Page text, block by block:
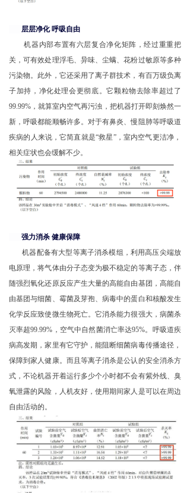
层层净化 呼吸自由
机器内部布置有六层复合净化矩阵，经过重重把
关，可有效处理浮毛、异味、尘螨、花粉过敏原等多种
污染物。此外，它还采用了离子群技术，有百万级负离
子加持，净化处理会更彻底。它颗粒物去除率超过了
99.99%，就算室内空气再污浊，把机器打开即刻焕然一
新，呼吸都能顺畅许多。对于有鼻炎、慢阻肺等呼吸道
疾病的人来说，它简直就是“救星”，室内空气更洁净，
相关症状也会缓解不少。
强力消杀 健康保障
机器配备有大型等离子消杀模组，利用高压尖端放
电原理，将气体由分子态变为极不稳定的等离子态，伴
随强烈氧化还原反应产生大量的高能自由基团，高能自
由基团与细菌、霉菌及芽孢、病毒中的蛋白和核酸发生
化学反应致使微生物死亡。它消杀能力很强大，病菌杀
灭率超99.99%，空气中自然菌消亡率达95%。呼吸道疾
病高发期，家里有它守护，能阻断细菌病毒传播途径，
保障到家人健康。而且等离子消杀是公认的安全消杀方
式，不论机器开着运行多少个小时都不会有紫外线、臭
氧泄露的风险，人机友好，使用期间家人是可以在周边
自由活动的。